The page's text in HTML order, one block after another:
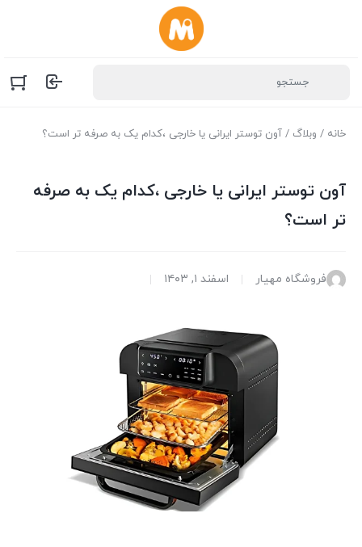
خانه / وبلاگ / آون توستر ایرانی یا خارجی ،کدام‌ یک به صرفه‌ تر است؟
آون توستر ایرانی یا خارجی ،کدام‌ یک به صرفه‌
تر است؟
فروشگاه مهیار اسفند ۱, ۱۴۰۳